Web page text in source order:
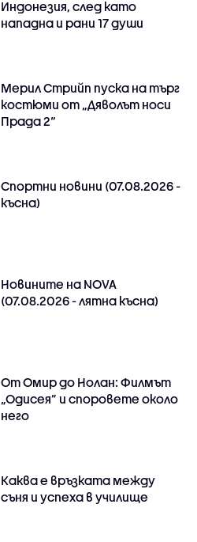
Индонезия, след като
нападна и рани 17 души
Мерил Стрийп пуска на търг
костюми от „Дяволът носи
Прада 2“
Спортни новини (07.08.2026 -
късна)
Новините на NOVA
(07.08.2026 - лятна късна)
От Омир до Нолан: Филмът
„Одисея” и споровете около
него
Каква е връзката между
съня и успеха в училище